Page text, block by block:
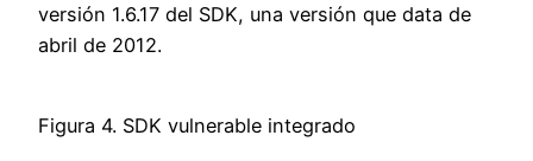
versión 1.6.17 del SDK, una versión que data de
abril de 2012.
Figura 4. SDK vulnerable integrado